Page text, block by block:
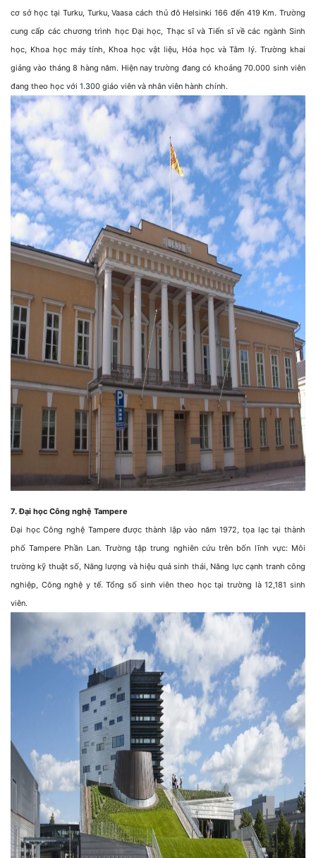
cơ sở học tại Turku, Turku, Vaasa cách thủ đô Helsinki 166 đến 419 Km. Trường
cung cấp các chương trình học Đại học, Thạc sĩ và Tiến sĩ về các ngành Sinh
học, Khoa học máy tính, Khoa học vật liệu, Hóa học và Tâm lý. Trường khai
giảng vào tháng 8 hàng năm. Hiện nay trường đang có khoảng 70.000 sinh viên
đang theo học với 1.300 giáo viên và nhân viên hành chính.
7. Đại học Công nghệ Tampere
Đại học Công nghệ Tampere được thành lập vào năm 1972, tọa lạc tại thành
phố Tampere Phần Lan. Trường tập trung nghiên cứu trên bốn lĩnh vực: Môi
trường kỹ thuật số, Năng lượng và hiệu quả sinh thái, Năng lực cạnh tranh công
nghiệp, Công nghệ y tế. Tổng số sinh viên theo học tại trường là 12,181 sinh
viên.